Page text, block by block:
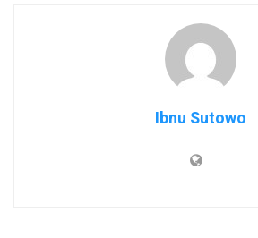
Ibnu Sutowo